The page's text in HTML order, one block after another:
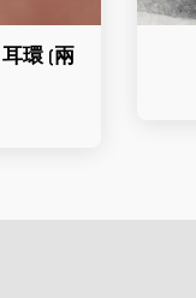
耳環 (兩